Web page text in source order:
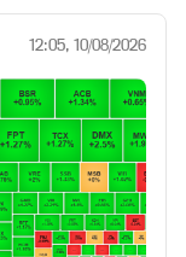
12:05, 10/08/2026